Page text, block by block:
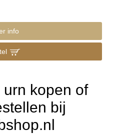
info
kopen of
bij